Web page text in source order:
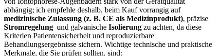
abhängig; ich empfehle deshalb, beim Kauf vorrangig auf ⁢
medizinische Zulassung (z. B. CE als Medizinprodukt), präzise
Stromregelung ⁢ und galvanische Isolierung zu achten, da ⁤diese
Kriterien Patientensicherheit und reproduzierbare
Behandlungsergebnisse sichern. Wichtige technische und praktische
⁤Merkmale, ‌die Sie prüfen sollten, sind: ​